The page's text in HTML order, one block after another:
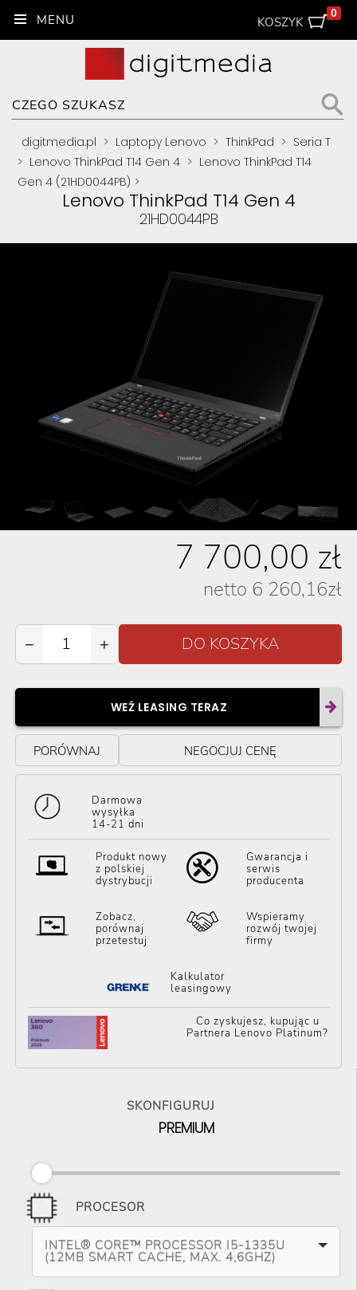
KOSZYK
0
digitmedia.pl > Laptopy Lenovo > ThinkPad > Seria T
> Lenovo ThinkPad T14 Gen 4 > Lenovo ThinkPad T14
Gen 4 (21HD0044PB) >
Lenovo ThinkPad T14 Gen 4
21HD0044PB
7 700,00 zł
netto 6 260,16zł
− +
WEŹ LEASING TERAZ
PORÓWNAJ NEGOCJUJ CENĘ
Darmowa
wysyłka
14-21 dni
Produkt nowy
z polskiej
dystrybucji
Gwarancja i
serwis
producenta
Zobacz,
porównaj
przetestuj
Wspieramy
rozwój twojej
firmy
Kalkulator
leasingowy
Co zyskujesz, kupując u
Partnera Lenovo Platinum?
SKONFIGURUJ
PREMIUM
PROCESOR
INTEL® CORE™ PROCESSOR I5-1335U
(12MB SMART CACHE, MAX. 4,6GHZ)